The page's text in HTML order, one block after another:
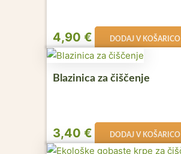
4,90€ DODAJ V KOŠARICO
Blazinica za čiščenje
3,40€ DODAJ V KOŠARICO